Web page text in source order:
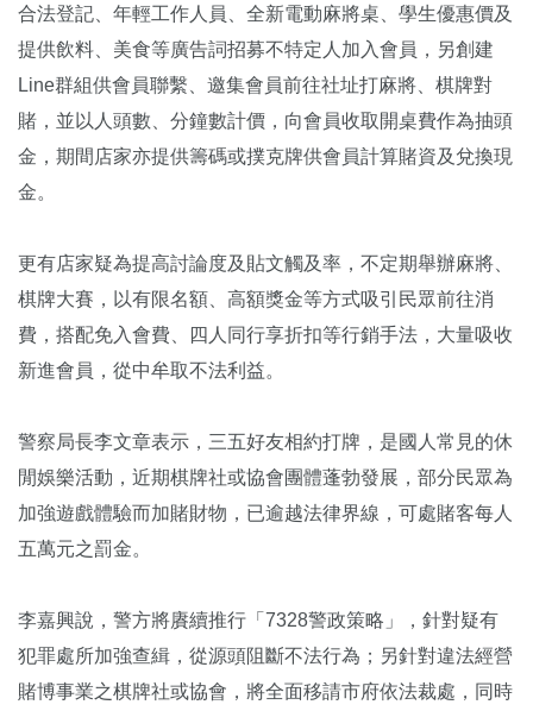
合法登記、年輕工作人員、全新電動麻將桌、學生優惠價及
提供飲料、美食等廣告詞招募不特定人加入會員，另創建
Line群組供會員聯繫、邀集會員前往社址打麻將、棋牌對
賭，並以人頭數、分鐘數計價，向會員收取開桌費作為抽頭
金，期間店家亦提供籌碼或撲克牌供會員計算賭資及兌換現
金。
更有店家疑為提高討論度及貼文觸及率，不定期舉辦麻將、
棋牌大賽，以有限名額、高額獎金等方式吸引民眾前往消
費，搭配免入會費、四人同行享折扣等行銷手法，大量吸收
新進會員，從中牟取不法利益。
警察局長李文章表示，三五好友相約打牌，是國人常見的休
閒娛樂活動，近期棋牌社或協會團體蓬勃發展，部分民眾為
加強遊戲體驗而加賭財物，已逾越法律界線，可處賭客每人
五萬元之罰金。
李嘉興說，警方將賡續推行「7328警政策略」，針對疑有
犯罪處所加強查緝，從源頭阻斷不法行為；另針對違法經營
賭博事業之棋牌社或協會，將全面移請市府依法裁處，同時